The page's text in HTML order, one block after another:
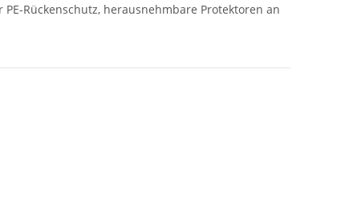
Rückenschutz, herausnehmbare Protektoren an